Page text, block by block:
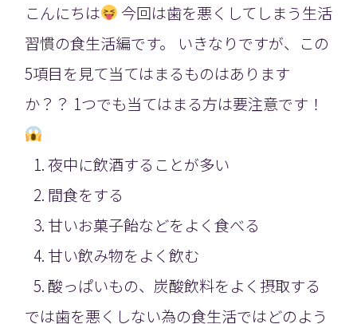
こんにちは
今回は歯を悪くしてしまう生活
習慣の食生活編です。 いきなりですが、この
5項目を見て当てはまるものはあります
か？？ 1つでも当てはまる方は要注意です！
夜中に飲酒することが多い
間食をする
甘いお菓子飴などをよく食べる
甘い飲み物をよく飲む
酸っぱいもの、炭酸飲料をよく摂取する
では歯を悪くしない為の食生活ではどのよう